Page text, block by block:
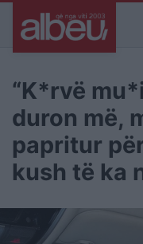
“K*rvë
duron më,
papritur
kush të ka